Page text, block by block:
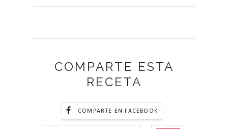
COMPARTE ESTA
RECETA
COMPARTE EN FACEBOOK